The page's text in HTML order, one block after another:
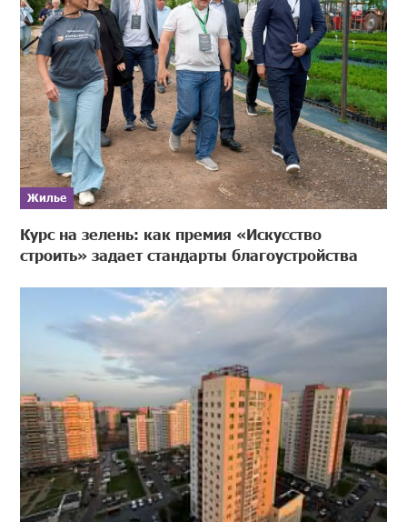
Жилье
Курс на зелень: как премия «Искусство
строить» задает стандарты благоустройства